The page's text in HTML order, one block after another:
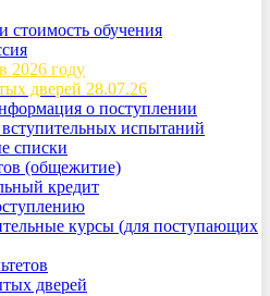
стоимость обучения
2026 году
дверей 28.07.26
о поступлении
испытаний
списки
(общежитие)
кредит
курсы (для поступающих
дверей